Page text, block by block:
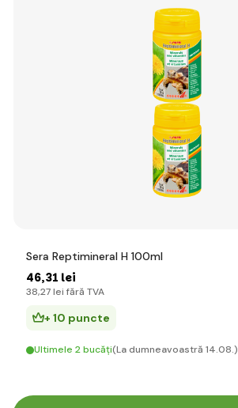
Sera Reptimineral H 100ml
46,31 lei
38,27 lei fără TVA
+ 10 puncte
Ultimele 2 bucăți(La dumneavoastră 14.08.)